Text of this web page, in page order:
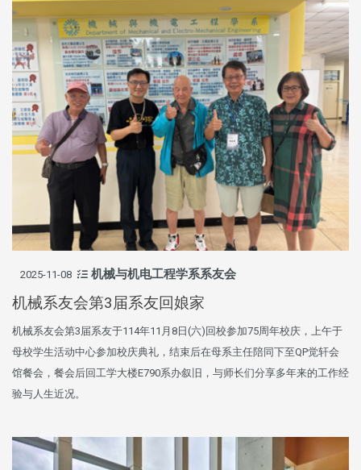
2025-11-08 机械与机电工程学系系友会
机械系友会第3届系友回娘家
机械系友会第3届系友于114年11月8日(六)回校参加75周年校庆，上午于
母校学生活动中心参加校庆典礼，结束后在母系主任陪同下至QP觉轩会
馆餐会，餐会后回工学大楼E790系办叙旧，与师长们分享多年来的工作经
验与人生近况。